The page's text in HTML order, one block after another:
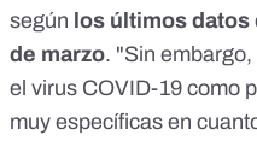
según los últimos datos
de marzo. "Sin
el virus COVID-19 como
muy específicas en